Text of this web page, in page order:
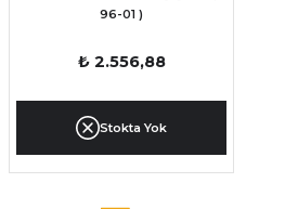
96-01 )
₺ 2.556,88
Stokta Yok